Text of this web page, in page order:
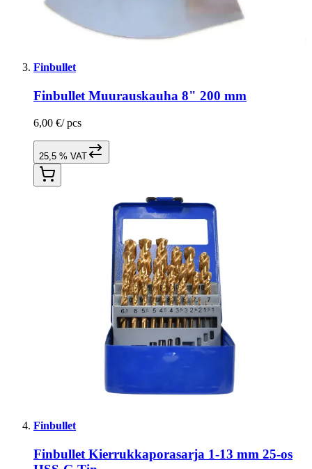
Finbullet
Finbullet Muurauskauha 8" 200 mm
6,00 €/ pcs
25,5 % VAT
Finbullet
Finbullet Kierrukkaporasarja 1-13 mm 25-os